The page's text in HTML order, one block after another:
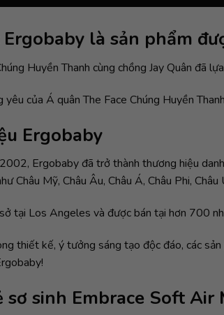
là sản phẩm
Huyền Thanh cùng chồng Jay Quân đã
của Á quân The Face Chúng Huyền
Ergobaby
Ergobaby đã trở thành thương hiệu
Châu Mỹ, Châu Âu, Châu Á, Châu Phi, Châu
tại Los Angeles và được bán tại hơn 700
thiết kế, ý tưởng sáng tạo độc đáo, các
sinh Embrace Soft Air